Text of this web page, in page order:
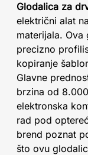
Glodalica za
električni alat
materijala.
precizno
kopiranje
Glavne
brzina od
elektronska
rad pod
brend poznat
što ovu